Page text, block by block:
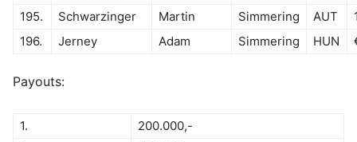
195.
Schwarzinger Martin Simmering AUT
196.
Jerney Adam Simmering HUN
Payouts:
1.
200.000,-